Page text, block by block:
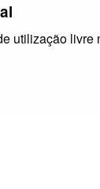
utilização livre